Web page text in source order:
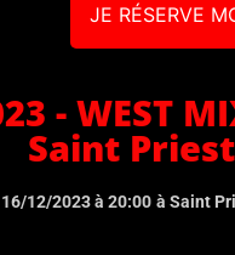
JE RÉSERVE
- WEST
Saint Priest
16/12/2023 à 20:00 à Saint